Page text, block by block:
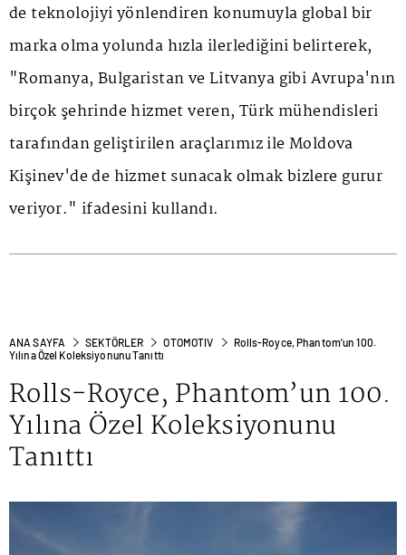
de teknolojiyi yönlendiren konumuyla global bir
marka olma yolunda hızla ilerlediğini belirterek,
"Romanya, Bulgaristan ve Litvanya gibi Avrupa'nın
birçok şehrinde hizmet veren, Türk mühendisleri
tarafından geliştirilen araçlarımız ile Moldova
Kişinev'de de hizmet sunacak olmak bizlere gurur
veriyor." ifadesini kullandı.
ANA SAYFA SEKTÖRLER OTOMOTIV
Rolls-Royce, Phantom’un 100.
Yılına Özel Koleksiyonunu Tanıttı
Rolls-Royce, Phantom’un 100.
Yılına Özel Koleksiyonunu
Tanıttı